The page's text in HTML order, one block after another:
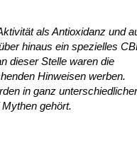
als Antioxidanz und
hinaus ein spezielles
dieser Stelle waren die
Hinweisen werben.
in ganz
gehört.